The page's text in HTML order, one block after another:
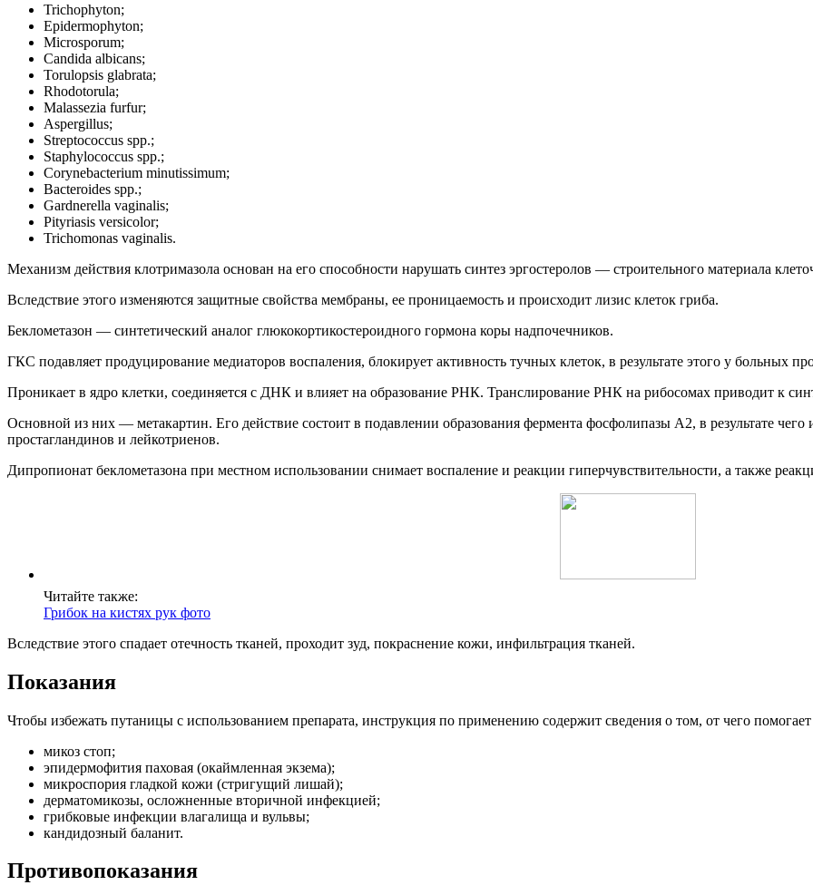
Trichophyton;
Epidermophyton;
Microsporum;
Candida albicans;
Torulopsis glabrata;
Rhodotorula;
Malassezia furfur;
Aspergillus;
Streptococcus spp.;
Staphylococcus spp.;
Corynebacterium minutissimum;
Bacteroides spp.;
Gardnerella vaginalis;
Pityriasis versicolor;
Trichomonas vaginalis.
Механизм действия клотримазола основан на его способности нарушать синтез эргостеролов — строительного материала
Вследствие этого изменяются защитные свойства мембраны, ее проницаемость и происходит лизис клеток гриба.
Беклометазон — синтетический аналог глюкокортикостероидного гормона коры надпочечников.
ГКС подавляет продуцирование медиаторов воспаления, блокирует активность тучных клеток, в результате этого у больных
Проникает в ядро клетки, соединяется с ДНК и влияет на образование РНК. Транслирование РНК на рибосомах приводит к
Основной из них — метакартин. Его действие состоит в подавлении образования фермента фосфолипазы А2, в результате
простагландинов и лейкотриенов.
Дипропионат беклометазона при местном использовании снимает воспаление и реакции гиперчувствительности, а также
Читайте также:
Грибок на кистях рук фото
Вследствие этого спадает отечность тканей, проходит зуд, покраснение кожи, инфильтрация тканей.
Показания
Чтобы избежать путаницы с использованием препарата, инструкция по применению содержит сведения о том, от чего
микоз стоп;
эпидермофития паховая (окаймленная экзема);
микроспория гладкой кожи (стригущий лишай);
дерматомикозы, осложненные вторичной инфекцией;
грибковые инфекции влагалища и вульвы;
кандидозный баланит.
Противопоказания